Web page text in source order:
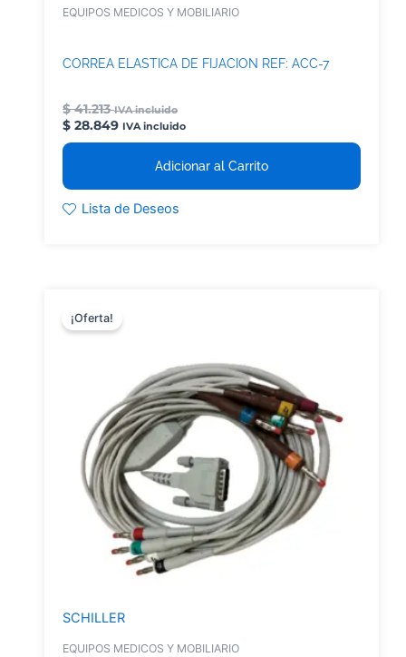
EQUIPOS MEDICOS Y MOBILIARIO
CORREA ELASTICA DE FIJACION REF: ACC-7
$41.213 IVA incluido
$ 28.849 IVA incluido
Adicionar al Carrito
Lista de Deseos
SCHILLER
¡Oferta!
EQUIPOS MEDICOS Y MOBILIARIO